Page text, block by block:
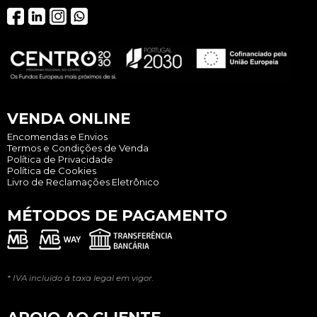
VENDA ONLINE
Encomendas e Envios
Termos e Condições de Venda
Política de Privacidade
Política de Cookies
Livro de Reclamações Eletrônico
MÉTODOS DE PAGAMENTO
* IVA incluído à taxa legal em vigor.